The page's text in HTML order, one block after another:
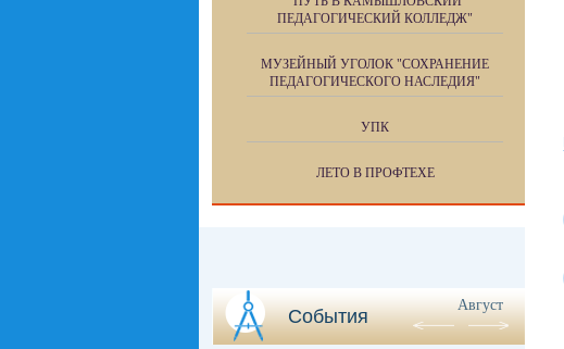
ПЕДАГОГИЧЕСКИЙ КОЛЛЕДЖ"
МУЗЕЙНЫЙ УГОЛОК "СОХРАНЕНИЕ
ПЕДАГОГИЧЕСКОГО НАСЛЕДИЯ"
УПК
ЛЕТО В ПРОФТЕХЕ
События
Август